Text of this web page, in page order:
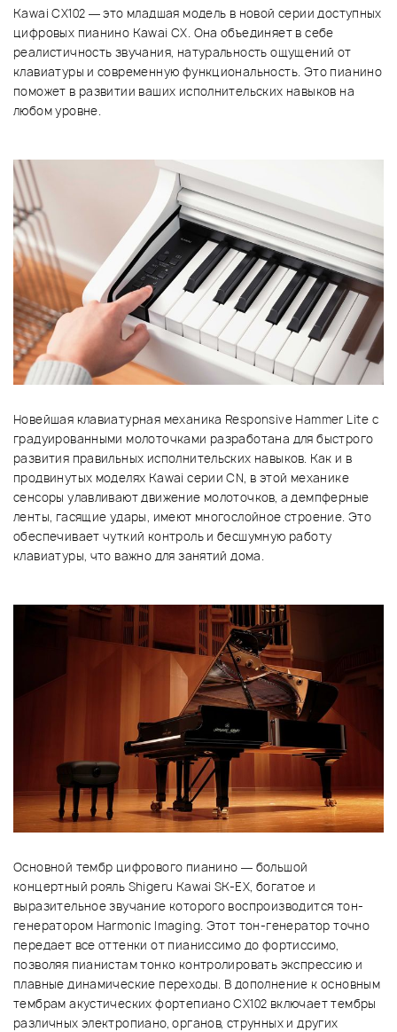
Kawai CX102 — это младшая модель в новой серии доступных
цифровых пианино Kawai CX. Она объединяет в себе
реалистичность звучания, натуральность ощущений от
клавиатуры и современную функциональность. Это пианино
поможет в развитии ваших исполнительских навыков на
любом уровне.
Новейшая клавиатурная механика Responsive Hammer Lite с
градуированными молоточками разработана для быстрого
развития правильных исполнительских навыков. Как и в
продвинутых моделях Kawai серии CN, в этой механике
сенсоры улавливают движение молоточков, а демпферные
ленты, гасящие удары, имеют многослойное строение. Это
обеспечивает чуткий контроль и бесшумную работу
клавиатуры, что важно для занятий дома.
Основной тембр цифрового пианино — большой
концертный рояль Shigeru Kawai SK-EX, богатое и
выразительное звучание которого воспроизводится тон-
генератором Harmonic Imaging. Этот тон-генератор точно
передает все оттенки от пианиссимо до фортиссимо,
позволяя пианистам тонко контролировать экспрессию и
плавные динамические переходы. В дополнение к основным
тембрам акустических фортепиано CX102 включает тембры
различных электропиано, органов, струнных и других